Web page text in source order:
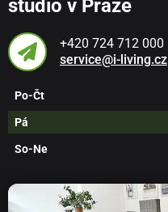
studio v Praze
+420 724 712 000
service@i-living.cz
Po-Čt
Pá
So-Ne